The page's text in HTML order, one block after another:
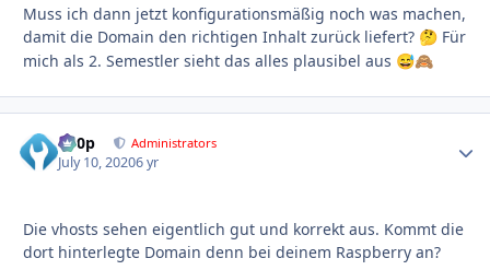
Muss ich dann jetzt konfigurationsmäßig noch was machen,
damit die Domain den richtigen Inhalt zurück liefert? 🤔 Für
mich als 2. Semestler sieht das alles plausibel aus 😅🙈
d00p Administrators
July 10, 20206 yr
Die vhosts sehen eigentlich gut und korrekt aus. Kommt die
dort hinterlegte Domain denn bei deinem Raspberry an?